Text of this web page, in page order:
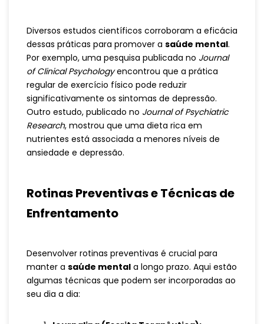
Diversos estudos científicos corroboram a eficácia
dessas práticas para promover a saúde mental.
Por exemplo, uma pesquisa publicada no Journal
of Clinical Psychologyencontrou que a prática
regular de exercício físico pode reduzir
significativamente os sintomas de depressão.
Outro estudo, publicado no Journal of Psychiatric
Research, mostrou que uma dieta rica em
nutrientes está associada a menores níveis de
ansiedade e depressão.
Rotinas Preventivas e Técnicas de
Enfrentamento
Desenvolver rotinas preventivas é crucial para
manter a saúde mental a longo prazo. Aqui estão
algumas técnicas que podem ser incorporadas ao
seu dia a dia: